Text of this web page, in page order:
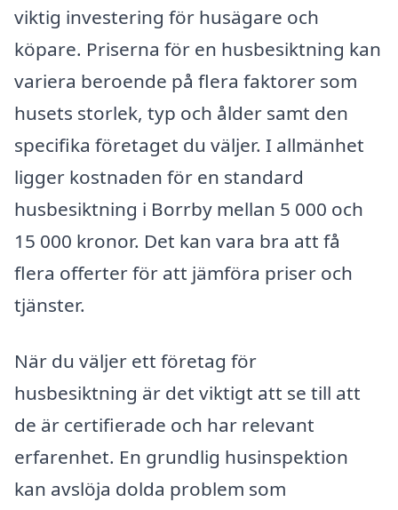
viktig investering för husägare och
köpare. Priserna för en husbesiktning kan
variera beroende på flera faktorer som
husets storlek, typ och ålder samt den
specifika företaget du väljer. I allmänhet
ligger kostnaden för en standard
husbesiktning i Borrby mellan 5 000 och
15 000 kronor. Det kan vara bra att få
flera offerter för att jämföra priser och
tjänster.
När du väljer ett företag för
husbesiktning är det viktigt att se till att
de är certifierade och har relevant
erfarenhet. En grundlig husinspektion
kan avslöja dolda problem som